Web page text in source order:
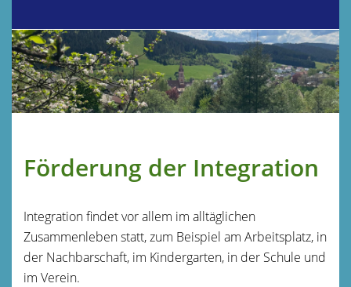
Förderung der Integration
Integration findet vor allem im alltäglichen
Zusammenleben statt, zum Beispiel am Arbeitsplatz, in
der Nachbarschaft, im Kindergarten, in der Schule und
im Verein.